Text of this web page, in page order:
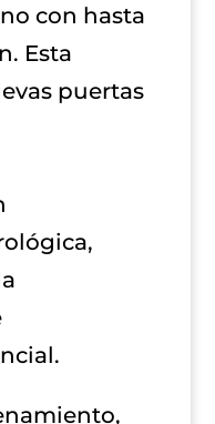
con hasta
Esta
puertas